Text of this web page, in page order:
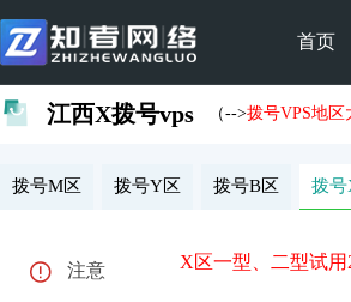
首页
江西X拨号vps （-->拨号VPS地区
拨号M区 拨号Y区 拨号B区 拨号
注意 X区一型、二型试